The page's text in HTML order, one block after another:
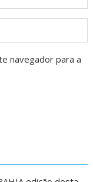
navegador para a